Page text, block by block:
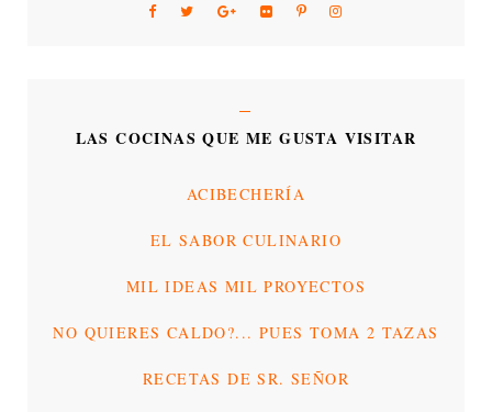
LAS COCINAS QUE ME GUSTA VISITAR
ACIBECHERÍA
EL SABOR CULINARIO
MIL IDEAS MIL PROYECTOS
NO QUIERES CALDO?... PUES TOMA 2 TAZAS
RECETAS DE SR. SEÑOR